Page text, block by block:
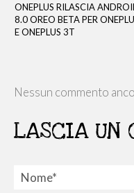
ONEPLUS RILASCIA
8.0 OREO BETA PER
E ONEPLUS 3T
Nessun commento
LASCIA UN